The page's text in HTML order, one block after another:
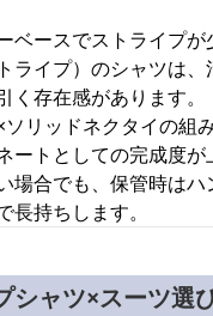
ベースでストライプ
ライプ）のシャツは
く存在感があります。
リッドネクタイの組
ートとしての完成度が
場合でも、保管時は
長持ちします。
シャツ×スーツ選